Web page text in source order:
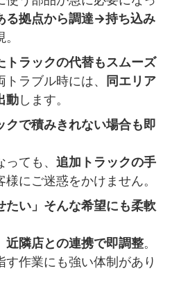
る拠点から調達→持ち込み
トラックの代替もスムーズ
ラブル時には、 同エリア
動します。
クで積みきれない場合も即
ても、 追加トラックの手
様にご迷惑をかけません。
たい」そんな希望にも柔軟
近隣店との連携で即調整。
す作業にも強い体制があり